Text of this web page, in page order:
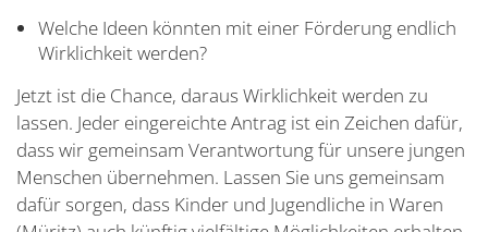
Welche Ideen könnten mit einer Förderung endlich
Wirklichkeit werden?
Jetzt ist die Chance, daraus Wirklichkeit werden zu
lassen. Jeder eingereichte Antrag ist ein Zeichen dafür,
dass wir gemeinsam Verantwortung für unsere jungen
Menschen übernehmen. Lassen Sie uns gemeinsam
dafür sorgen, dass Kinder und Jugendliche in Waren